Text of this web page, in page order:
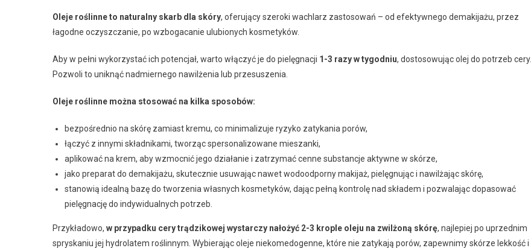
Oleje roślinne to naturalny skarb dla skóry, oferujący szeroki wachlarz zastosowań – od efektywnego demakijażu, przez
łagodne oczyszczanie, po wzbogacanie ulubionych kosmetyków.
Aby w pełni wykorzystać ich potencjał, warto włączyć je do pielęgnacji 1-3 razy w tygodniu, dostosowując olej do potrzeb cery.
Pozwoli to uniknąć nadmiernego nawilżenia lub przesuszenia.
Oleje roślinne można stosować na kilka sposobów:
bezpośrednio na skórę zamiast kremu, co minimalizuje ryzyko zatykania porów,
łączyć z innymi składnikami, tworząc spersonalizowane mieszanki,
aplikować na krem, aby wzmocnić jego działanie i zatrzymać cenne substancje aktywne w skórze,
jako preparat do demakijażu, skutecznie usuwając nawet wodoodporny makijaż, pielęgnując i nawilżając skórę,
stanowią idealną bazę do tworzenia własnych kosmetyków, dając pełną kontrolę nad składem i pozwalając dopasować
pielęgnację do indywidualnych potrzeb.
Przykładowo, w przypadku cery trądzikowej wystarczy nałożyć 2-3 krople oleju na zwilżoną skórę, najlepiej po uprzednim
spryskaniu jej hydrolatem roślinnym. Wybierając oleje niekomedogenne, które nie zatykają porów, zapewnimy skórze lekkość i